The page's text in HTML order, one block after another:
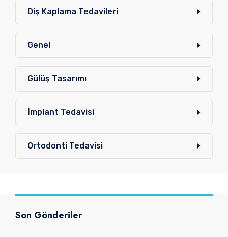
Diş Kaplama Tedavileri
Genel
Gülüş Tasarımı
İmplant Tedavisi
Ortodonti Tedavisi
Son Gönderiler